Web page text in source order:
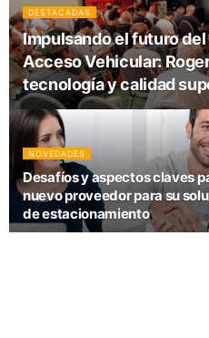
DESTACADAS
Impulsando el futuro
Acceso Vehicular:
tecnología y calidad
NOVEDADES
Desafíos y aspectos claves
nuevo proveedor para su
de estacionamiento